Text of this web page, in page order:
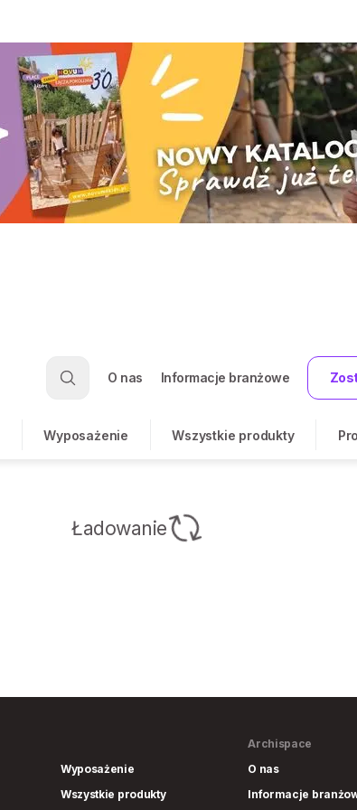
O nas Informacje branżowe
Wyposażenie Wszystkie produkty
Ładowanie
Wyposażenie
Wszystkie produkty
Archispace
O nas
Informacje